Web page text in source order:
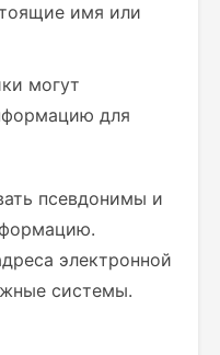
имя или
могут
для
псевдонимы и
электронной
системы.